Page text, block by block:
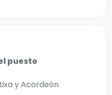
puesto
y Acordeón